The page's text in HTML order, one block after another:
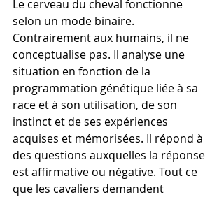
Le cerveau du cheval fonctionne
selon un mode binaire.
Contrairement aux humains, il ne
conceptualise pas. Il analyse une
situation en fonction de la
programmation génétique liée à sa
race et à son utilisation, de son
instinct et de ses expériences
acquises et mémorisées. Il répond à
des questions auxquelles la réponse
est affirmative ou négative. Tout ce
que les cavaliers demandent